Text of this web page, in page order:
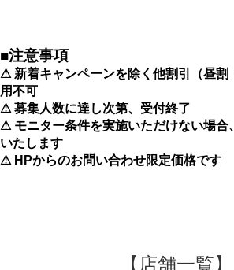
■注意事項
⚠ 新着キャンペーンを除く他割引（昼割
用不可
⚠ 募集人数に達し次第、受付終了
⚠ モニター条件を実施いただけない場合
いたします
⚠ HPからのお問い合わせ限定価格です
【店舗一覧】